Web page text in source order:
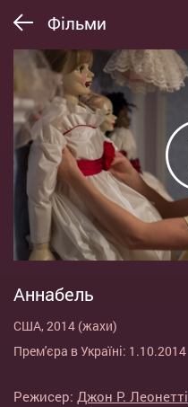
Фільми
Аннабель
США, 2014 (жахи)
Прем'єра в Україні: 1.10.2014
Режисер: Джон Р. Леонетті